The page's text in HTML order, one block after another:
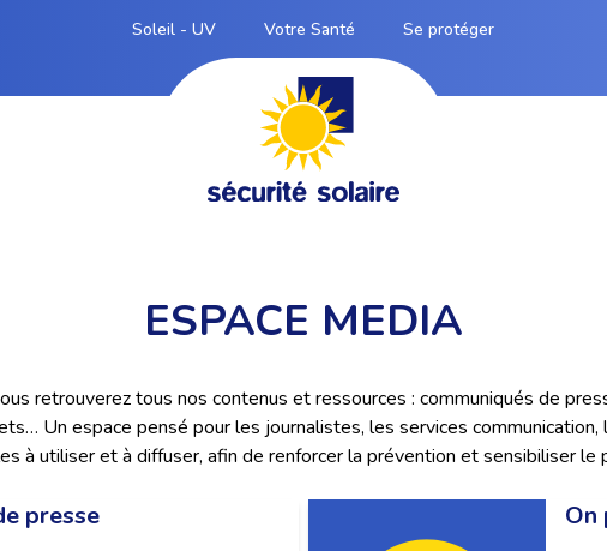
Soleil - UV Votre Santé
Se protéger
ESPACE MEDIA
retrouverez tous nos contenus et ressources : communiqués de
Un espace pensé pour les journalistes, les services
à utiliser et à diffuser, afin de renforcer la prévention et sensibiliser le
presse On